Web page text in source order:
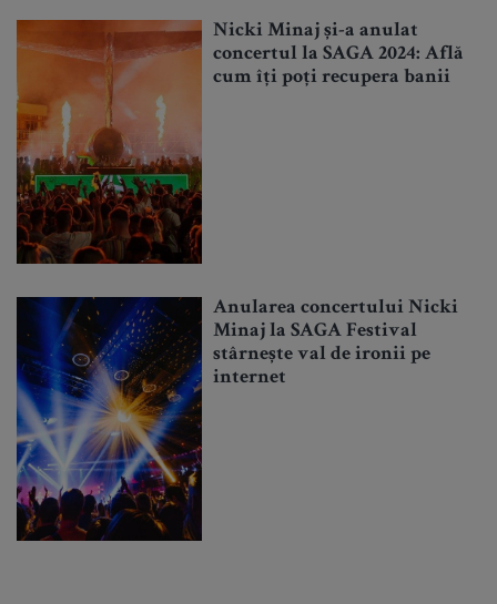
Nicki Minaj și-a anulat
concertul la SAGA 2024: Află
cum îți poți recupera banii
Anularea concertului Nicki
Minaj la SAGA Festival
stârnește val de ironii pe
internet